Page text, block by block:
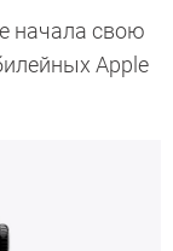
начала свою
Apple